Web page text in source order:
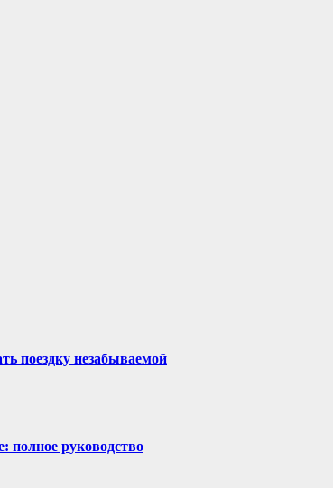
поездку незабываемой
полное руководство